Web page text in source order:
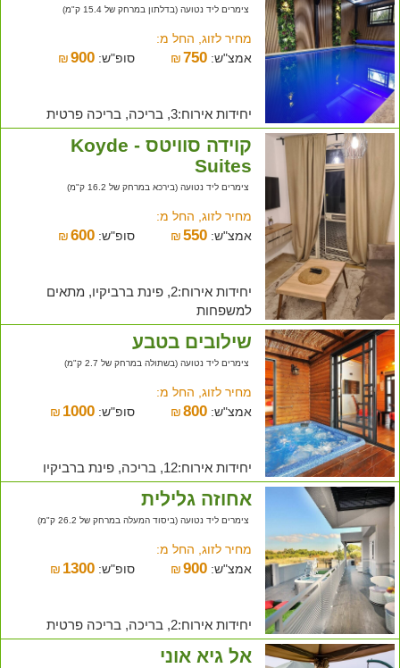
צימרים ליד נטועה (בדלתון במרחק של 15.4 ק"מ)
מחיר לזוג, החל מ:
אמצ"ש:
₪750 סופ"ש: ₪ 900
יחידות אירוח:3, בריכה, בריכה פרטית
קוידה סוויטס - Koyde
Suites
צימרים ליד נטועה (בירכא במרחק של 16.2 ק"מ)
מחיר לזוג, החל מ:
אמצ"ש:
₪550 סופ"ש: ₪ 600
יחידות אירוח:2, פינת ברביקיו, מתאים
למשפחות
שילובים בטבע
צימרים ליד נטועה (בשתולה במרחק של 2.7 ק"מ)
מחיר לזוג, החל מ:
אמצ"ש:
₪800 סופ"ש: ₪ 1000
יחידות אירוח:12, בריכה, פינת ברביקיו
אחוזה גלילית
צימרים ליד נטועה (ביסוד המעלה במרחק של 26.2 ק"מ)
מחיר לזוג, החל מ:
אמצ"ש:
₪900 סופ"ש: ₪ 1300
יחידות אירוח:2, בריכה, בריכה פרטית
אל גיא אוני